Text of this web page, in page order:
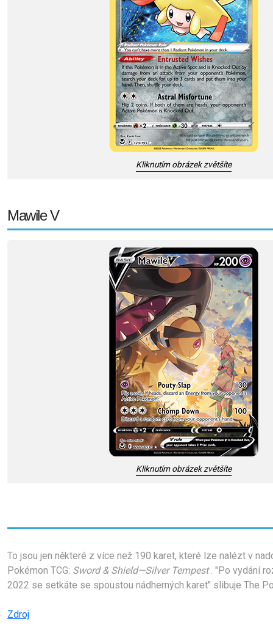
Kliknutím obrázek zvětšíte
Mawile V
Kliknutím obrázek zvětšíte
To jsou jen některé z více než 190 karet, které lze nalézt v
Pokémon TCG: Sword & Shield—Silver Tempest . "Po vydání
2022 se setkáte se spoustou nádherných karet" slibuje The
Zdroj